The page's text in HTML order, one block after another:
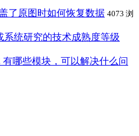
了原图时如何恢复数据 4073 浏
统研究的技术成熟度等级
有哪些模块，可以解决什么问